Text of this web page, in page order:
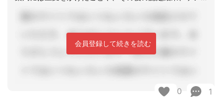
会員登録して続きを読む
0 1